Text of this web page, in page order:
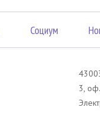
Социум
3,